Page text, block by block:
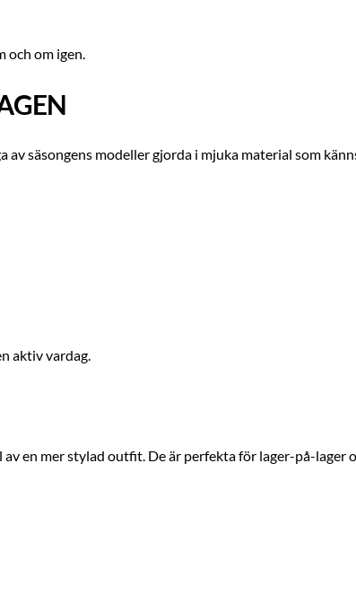
och om igen.
säsongens modeller gjorda i mjuka material som
aktiv vardag.
en mer stylad outfit. De är perfekta för lager-på-lager